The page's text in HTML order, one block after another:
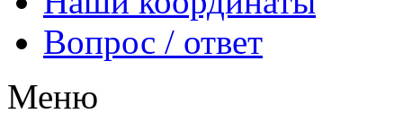
Вопрос / ответ
Меню